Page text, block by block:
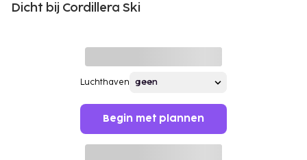
Dicht bij Cordillera Ski
Luchthaven
Begin met plannen